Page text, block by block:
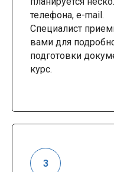
телефона, e-mail.
Специалист
вами для
подготовки
курс.